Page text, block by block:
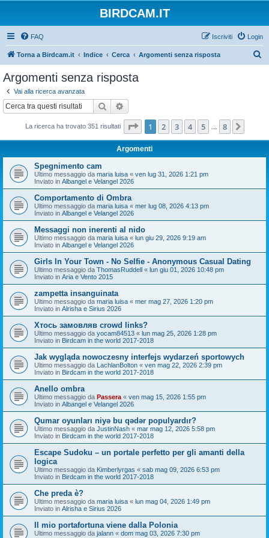
BIRDCAM.IT
FAQ Login
Iscriviti
Torna a Birdcam.it Indice Cerca Argomenti senza risposta
Argomenti senza risposta
Vai alla ricerca avanzata
Cerca
La ricerca ha trovato 351 risultati Pagina di
1 2 3 4 5 8
Argomenti
Spegnimento cam
Ultimo messaggio da maria luisa « ven lug 31, 2026 1:21 pm
Inviato in Albangel e Velangel 2026
Comportamento di Ombra
Ultimo messaggio da maria luisa « mer lug 08, 2026 4:13 pm
Inviato in Albangel e Velangel 2026
Messaggi non inerenti al nido
Ultimo messaggio da maria luisa « lun giu 29, 2026 9:19 am
Inviato in Albangel e Velangel 2026
Girls In Your Town - No Selfie - Anonymous Casual Dating
Ultimo messaggio da ThomasRuddell « lun giu 01, 2026 10:48 pm
Inviato in Aria e Vento 2015
zampetta insanguinata
Ultimo messaggio da maria luisa « mer mag 27, 2026 1:20 pm
Inviato in Alrisha e Sirius 2026
Хтось замовляв crowd links?
Ultimo messaggio da yocam84513 « lun mag 25, 2026 1:28 pm
Inviato in Birdcam in the world 2017-2018
Jak wygląda nowoczesny interfejs wydarzeń sportowych
Ultimo messaggio da LachlanBolton « ven mag 22, 2026 2:39 pm
Inviato in Birdcam in the world 2017-2018
Anello ombra
Ultimo messaggio da Passera « ven mag 15, 2026 1:55 pm
Inviato in Albangel e Velangel 2026
Qumar oyunları niyə bu qədər populyardır?
Ultimo messaggio da JustinNash « mar mag 12, 2026 5:58 pm
Inviato in Birdcam in the world 2017-2018
Escape Sudoku – un portale perfetto per gli amanti della
logica
Ultimo messaggio da Kimberlyrgas « sab mag 09, 2026 6:53 pm
Inviato in Birdcam in the world 2017-2018
Che preda è?
Ultimo messaggio da maria luisa « lun mag 04, 2026 1:49 pm
Inviato in Alrisha e Sirius 2026
Il mio portafortuna viene dalla Polonia
Ultimo messaggio da jalann « dom mag 03, 2026 7:30 pm